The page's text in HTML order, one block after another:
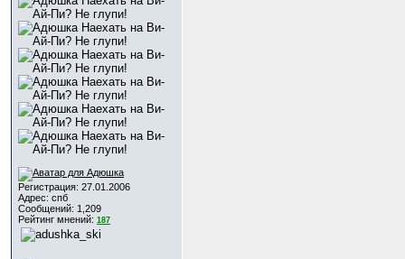
Регистрация: 27.01.2006
Адрес: спб
Сообщений: 1,209
Рейтинг мнений: 187